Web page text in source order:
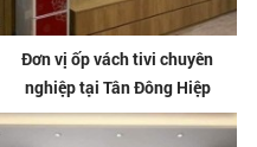
Đơn vị ốp vách tivi chuyên
nghiệp tại Tân Đông Hiệp